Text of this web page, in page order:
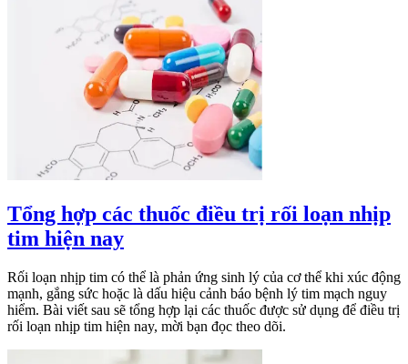
Tổng hợp các thuốc điều trị rối loạn nhịp
tim hiện nay
Rối loạn nhịp tim có thể là phản ứng sinh lý của cơ thể khi xúc động
mạnh, gắng sức hoặc là dấu hiệu cảnh báo bệnh lý tim mạch nguy
hiểm. Bài viết sau sẽ tổng hợp lại các thuốc được sử dụng để điều trị
rối loạn nhịp tim hiện nay, mời bạn đọc theo dõi.